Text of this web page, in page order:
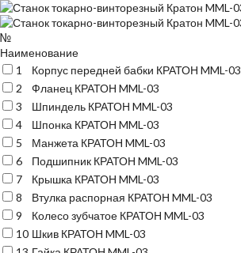
№
Наименование
1
Корпус передней бабки КРАТОН MML-03
2
Фланец КРАТОН MML-03
3
Шпиндель КРАТОН MML-03
4
Шпонка КРАТОН MML-03
5
Манжета КРАТОН MML-03
6
Подшипник КРАТОН MML-03
7
Крышка КРАТОН MML-03
8
Втулка распорная КРАТОН MML-03
9
Колесо зубчатое КРАТОН MML-03
10 Шкив КРАТОН MML-03